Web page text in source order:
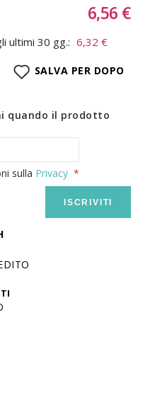
6,56 €
ultimi 30 gg.: 6,32 €
SALVA PER DOPO
quando il prodotto
sulla Privacy
ISCRIVITI